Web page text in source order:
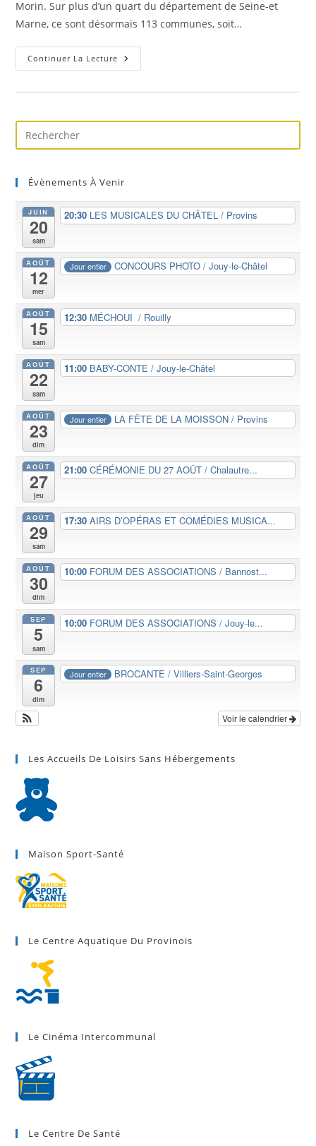
Morin. Sur plus d’un quart du département de Seine-et
Marne, ce sont désormais 113 communes, soit…
Continuer La Lecture Un
Office
Évènements À Venir
JUIN
20
sam
20:30 LES MUSICALES DU CHÂTEL / Provins
AOÛT
12
mer
Jour entier CONCOURS PHOTO / Jouy-le-Châtel
AOÛT
15
sam
12:30 MÉCHOUI / Rouilly
AOÛT
22
sam
11:00 BABY-CONTE / Jouy-le-Châtel
AOÛT
23
dim
Jour entier LA FÊTE DE LA MOISSON / Provins
AOÛT
27
jeu
21:00 CÉRÉMONIE DU 27 AOÛT / Chalautre...
AOÛT
29
sam
17:30 AIRS D’OPÉRAS ET COMÉDIES MUSICA...
AOÛT
30
dim
10:00 FORUM DES ASSOCIATIONS / Bannost...
SEP
5
sam
10:00 FORUM DES ASSOCIATIONS / Jouy-le...
SEP
6
dim
Jour entier BROCANTE / Villiers-Saint-Georges
Voir le calendrier
Les Accueils De Loisirs Sans Hébergements
Maison Sport-Santé
Le Centre Aquatique Du Provinois
Le Cinéma Intercommunal
Le Centre De Santé